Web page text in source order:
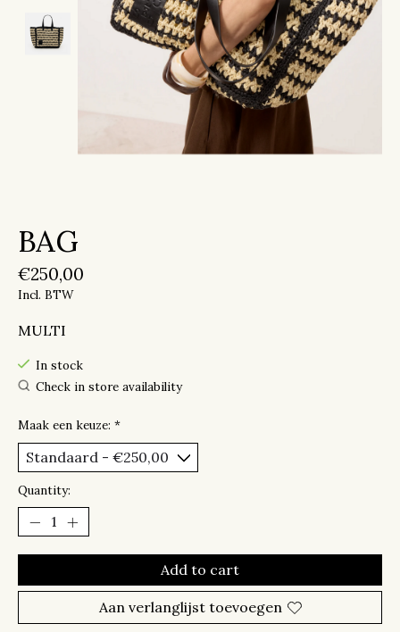
BAG
€250,00
Incl. BTW
MULTI
In stock
Check in store availability
Maak een keuze: *
Quantity:
Add to cart
Aan verlanglijst toevoegen